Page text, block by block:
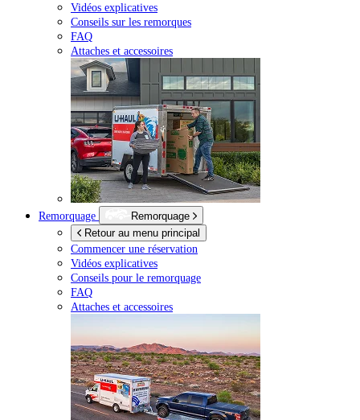
Vidéos explicatives
Conseils sur les remorques
FAQ
Attaches et accessoires
Remorquage
Remorquage
Retour au menu principal
Commencer une réservation
Vidéos explicatives
Conseils pour le remorquage
FAQ
Attaches et accessoires